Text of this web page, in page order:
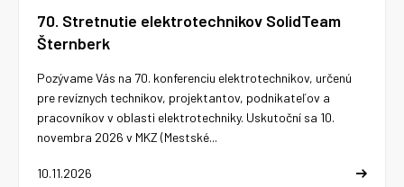
70. Stretnutie elektrotechnikov SolidTeam
Šternberk
10.11.2026
Pozývame Vás na 70. konferenciu elektrotechnikov, určenú
pre revíznych technikov, projektantov, podnikateľov a
pracovníkov v oblasti elektrotechniky. Uskutoční sa 10.
novembra 2026 v MKZ (Mestské...